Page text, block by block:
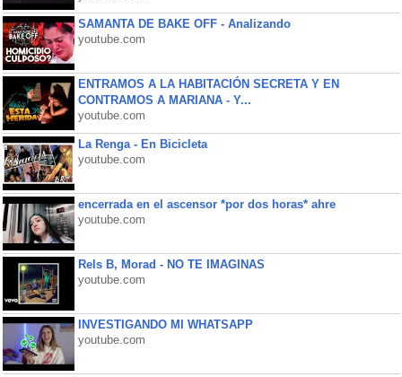
SAMANTA DE BAKE OFF - Analizando
youtube.com
ENTRAMOS A LA HABITACIÓN SECRETA Y EN
CONTRAMOS A MARIANA - Y...
youtube.com
La Renga - En Bicicleta
youtube.com
encerrada en el ascensor *por dos horas* ahre
youtube.com
Rels B, Morad - NO TE IMAGINAS
youtube.com
INVESTIGANDO MI WHATSAPP
youtube.com